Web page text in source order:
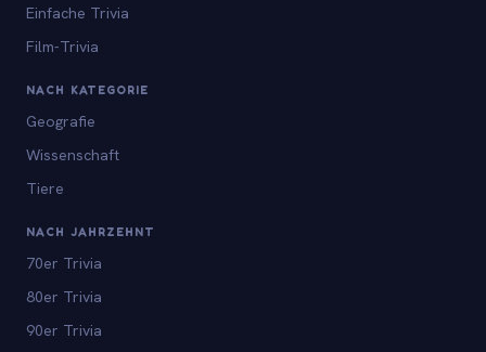
Einfache Trivia
Film-Trivia
NACH KATEGORIE
Geografie
Wissenschaft
Tiere
NACH JAHRZEHNT
70er Trivia
80er Trivia
90er Trivia